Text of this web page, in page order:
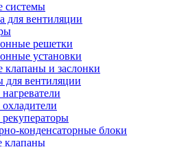
системы
для вентиляции
решетки
установки
и заслонки
вентиляции
конденсаторные блоки
клапаны